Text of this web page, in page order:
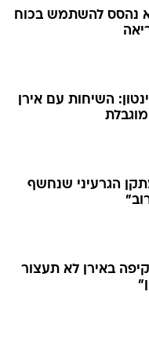
נהסס להשתמש בכוח
השיחות עם אירן
הגרעיני שנחשף
באירן לא תעצור